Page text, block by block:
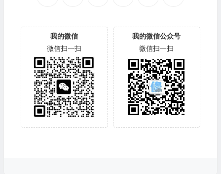
我的微信
微信扫一扫
我的微信公众号
微信扫一扫